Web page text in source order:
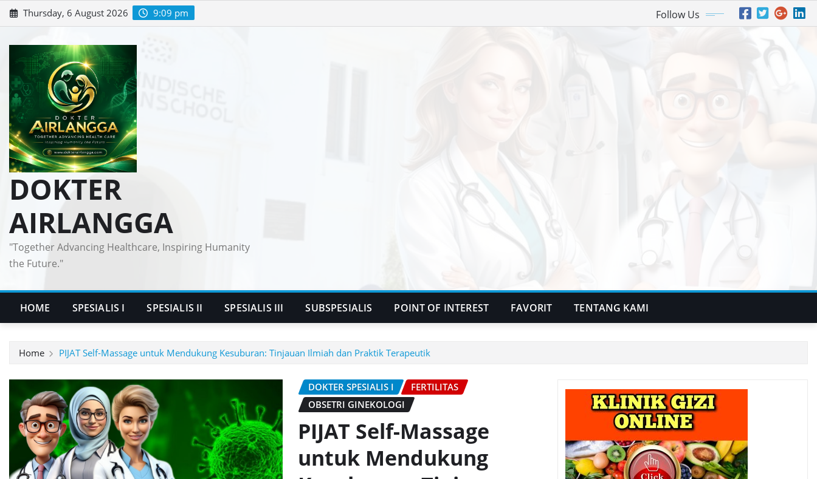
Skip
to
Thursday, 6 August 2026 9:09 pm Follow Us
DOKTER
AIRLANGGA
"Together Advancing Healthcare, Inspiring Humanity
the Future."
HOME SPESIALIS I SPESIALIS II SPESIALIS III SUBSPESIALIS POINT OF INTEREST FAVORIT TENTANG KAMI
Home PIJAT Self-Massage untuk Mendukung Kesuburan: Tinjauan Ilmiah dan Praktik Terapeutik
DOKTER SPESIALIS I
FERTILITAS
OBSETRI GINEKOLOGI
PIJAT Self-Massage
untuk Mendukung